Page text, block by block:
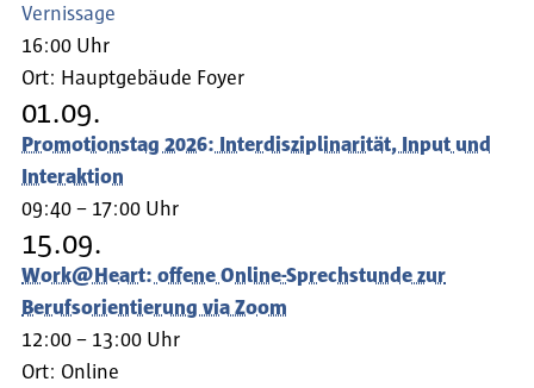
Vernissage
16:00 Uhr
Ort: Hauptgebäude Foyer
01.09.
Promotionstag 2026: Interdisziplinarität, Input und
Interaktion
09:40 – 17:00 Uhr
15.09.
Work@Heart: offene Online-Sprechstunde zur
Berufsorientierung via Zoom
12:00 – 13:00 Uhr
Ort: Online